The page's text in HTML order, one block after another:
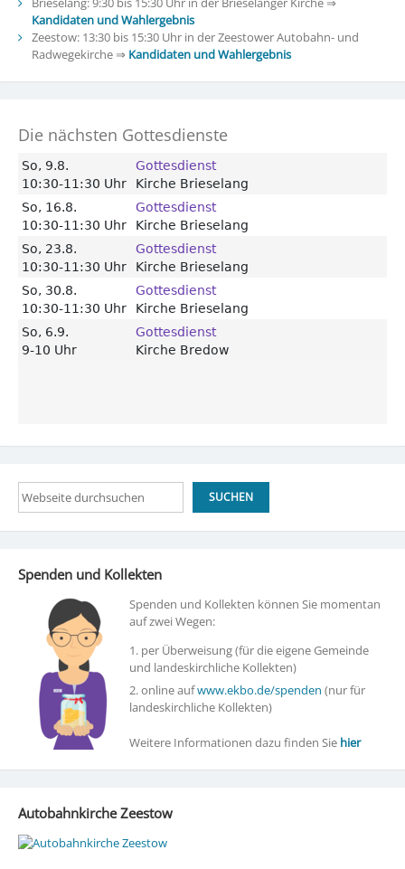
Kandidaten und Wahlergebnis
Zeestow: 13:30 bis 15:30 Uhr in der Zeestower Autobahn- und
Radwegekirche ⇒ Kandidaten und Wahlergebnis
Die nächsten Gottesdienste
Suchen SUCHEN
Spenden und Kollekten
Spenden und Kollekten können Sie momentan
auf zwei Wegen:
1. per Überweisung (für die eigene Gemeinde
und landeskirchliche Kollekten)
2. online aufwww.ekbo.de/spenden (nur für
landeskirchliche Kollekten)
Weitere Informationen dazu finden Sie hier
Autobahnkirche Zeestow